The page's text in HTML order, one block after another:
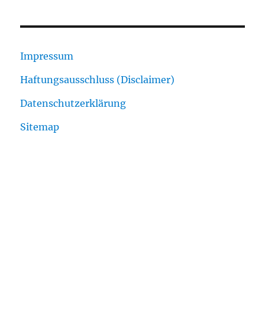
Impressum
Haftungsausschluss (Disclaimer)
Datenschutzerklärung
Sitemap